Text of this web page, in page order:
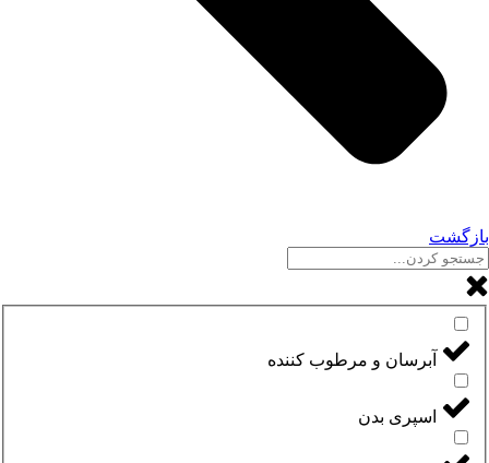
بازگشت
آبرسان و مرطوب کننده
اسپری بدن